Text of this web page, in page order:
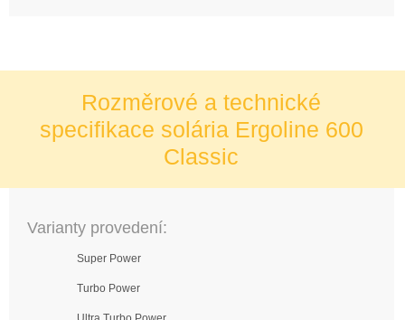
Rozměrové a technické
specifikace solária Ergoline 600
Classic
Varianty provedení:
Super Power
Turbo Power